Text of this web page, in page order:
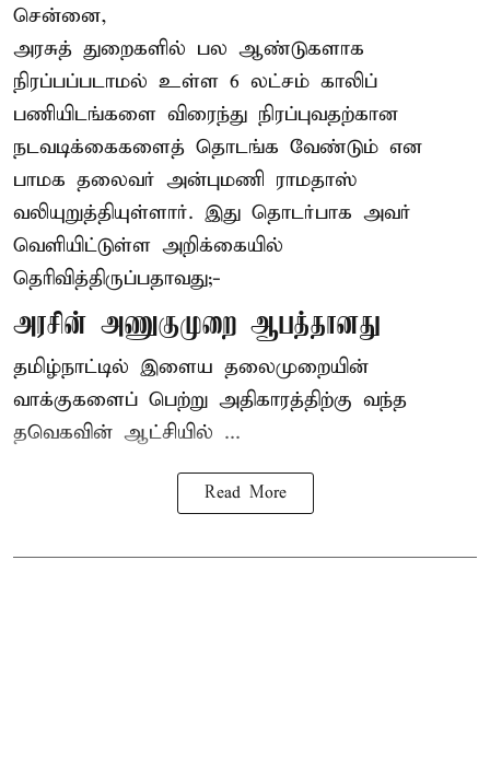
சென்னை,
அரசுத் துறைகளில் பல ஆண்டுகளாக
நிரப்பப்படாமல் உள்ள 6 லட்சம் காலிப்
பணியிடங்களை விரைந்து நிரப்புவதற்கான
நடவடிக்கைகளைத் தொடங்க வேண்டும் என
பாமக தலைவர் அன்புமணி ராமதாஸ்
வலியுறுத்தியுள்ளார். இது தொடர்பாக அவர்
வெளியிட்டுள்ள அறிக்கையில்
தெரிவித்திருப்பதாவது;-
அரசின் அணுகுமுறை ஆபத்தானது
தமிழ்நாட்டில் இளைய தலைமுறையின்
வாக்குகளைப் பெற்று அதிகாரத்திற்கு வந்த
தவெகவின் ஆட்சியில் ...
Read More